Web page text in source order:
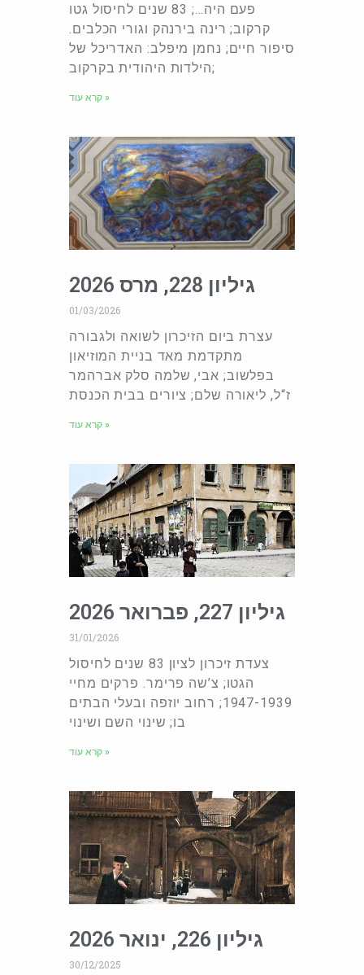
פעם היה…; 83 שנים לחיסול גטו
קרקוב; רינה בירנהק וגורי הכלבים.
סיפור חיים; נחמן מיפלב: האדריכל של
הילדות היהודית בקרקוב;
קרא עוד »
גיליון 228, מרס 2026
01/03/2026
עצרת ביום הזיכרון לשואה ולגבורה
מתקדמת מאד בניית המוזיאון
בפלשוב; אבי, שלמה סלק אברהמר
ז“ל, ליאורה שלם; ציורים בבית הכנסת
קרא עוד »
גיליון 227, פברואר 2026
31/01/2026
צעדת זיכרון לציון 83 שנים לחיסול
הגטו; צ’שה פרימר. פרקים מחיי
1947-1939; רחוב יוזפה ובעלי הבתים
בו; שינוי השם ושינוי
קרא עוד »
גיליון 226, ינואר 2026
30/12/2025